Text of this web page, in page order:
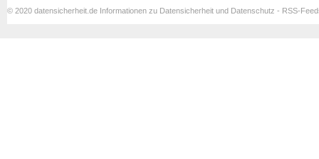
© 2020 datensicherheit.de Informationen zu Datensicherheit und Datenschutz - RSS-